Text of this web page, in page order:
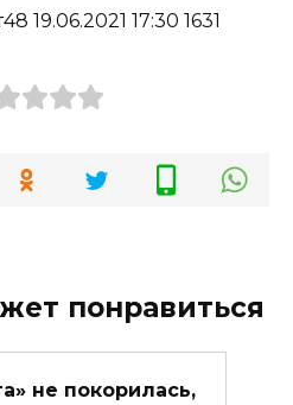
19.06.2021 17:30 1631
понравиться
не покорилась,